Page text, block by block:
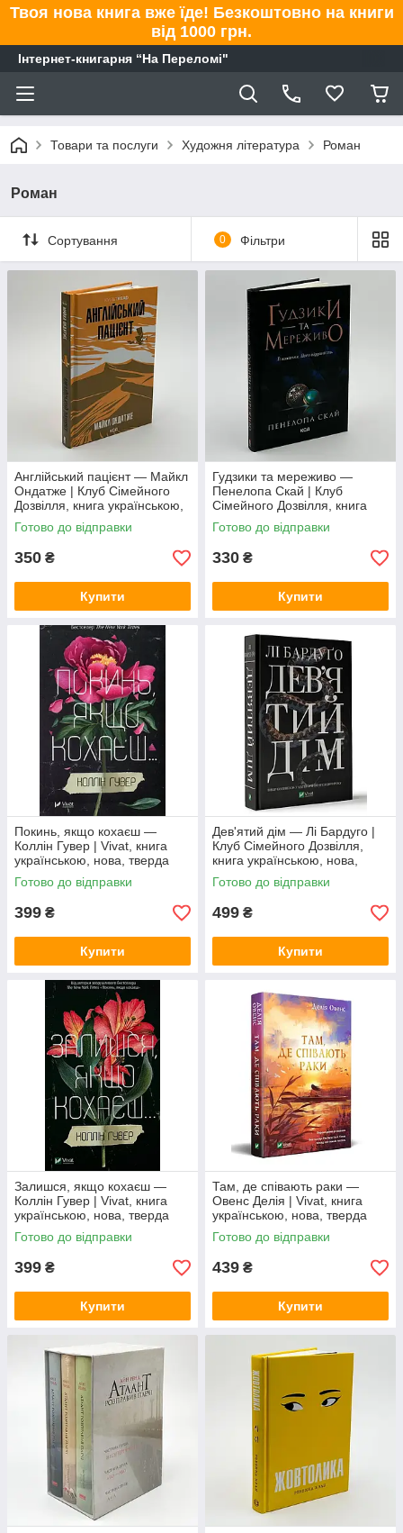
Твоя нова книга вже їде! Безкоштовно на книги
від 1000 грн.
Інтернет-книгарня “На Переломі"
Товари та послуги Художня література Роман
Роман
Сортування 0 Фільтри
Англійський пацієнт — Майкл
Ондатже | Клуб Сімейного
Дозвілля, книга українською,
нова, тверда
Готово до відправки
350 ₴
Купити
Гудзики та мереживо —
Пенелопа Скай | Клуб
Сімейного Дозвілля, книга
українською, нова, тверда
Готово до відправки
330 ₴
Купити
Покинь, якщо кохаєш —
Коллін Гувер | Vivat, книга
українською, нова, тверда
Готово до відправки
399 ₴
Купити
Дев'ятий дім — Лі Бардуго |
Клуб Сімейного Дозвілля,
книга українською, нова,
тверда
Готово до відправки
499 ₴
Купити
Залишся, якщо кохаєш —
Коллін Гувер | Vivat, книга
українською, нова, тверда
Готово до відправки
399 ₴
Купити
Там, де співають раки —
Овенс Делія | Vivat, книга
українською, нова, тверда
Готово до відправки
439 ₴
Купити